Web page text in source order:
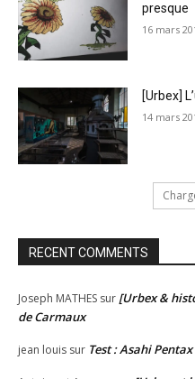
presque
16 mars
[Urbex]
14 mars
RECENT COMMENTS
Joseph MATHES sur [Urbex &
de Carmaux
jean louis sur Test : Asahi